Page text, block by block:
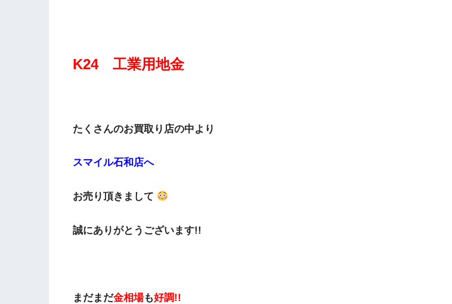
K24 工業用地金
たくさんのお買取り店の中より
スマイル石和店へ
お売り頂きまして
誠にありがとうございます!!
まだまだ金相場も好調!!